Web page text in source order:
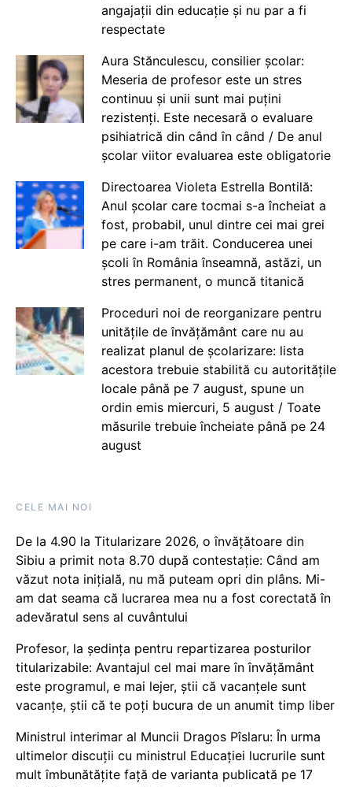
angajații din educație și nu par a fi
respectate
Aura Stănculescu, consilier școlar:
Meseria de profesor este un stres
continuu și unii sunt mai puțini
rezistenți. Este necesară o evaluare
psihiatrică din când în când / De anul
școlar viitor evaluarea este obligatorie
Directoarea Violeta Estrella Bontilă:
Anul școlar care tocmai s-a încheiat a
fost, probabil, unul dintre cei mai grei
pe care i-am trăit. Conducerea unei
școli în România înseamnă, astăzi, un
stres permanent, o muncă titanică
Proceduri noi de reorganizare pentru
unitățile de învățământ care nu au
realizat planul de școlarizare: lista
acestora trebuie stabilită cu autoritățile
locale până pe 7 august, spune un
ordin emis miercuri, 5 august / Toate
măsurile trebuie încheiate până pe 24
august
CELE MAI NOI
De la 4.90 la Titularizare 2026, o învățătoare din
Sibiu a primit nota 8.70 după contestație: Când am
văzut nota inițială, nu mă puteam opri din plâns. Mi-
am dat seama că lucrarea mea nu a fost corectată în
adevăratul sens al cuvântului
Profesor, la ședința pentru repartizarea posturilor
titularizabile: Avantajul cel mai mare în învățământ
este programul, e mai lejer, știi că vacanțele sunt
vacanţe, știi că te poți bucura de un anumit timp liber
Ministrul interimar al Muncii Dragos Pîslaru: În urma
ultimelor discuții cu ministrul Educației lucrurile sunt
mult îmbunătățite față de varianta publicată pe 17